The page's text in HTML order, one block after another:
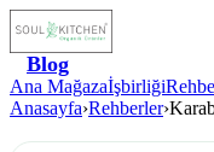
Blog
Ana Mağazaİşbirliği
Anasayfa›Rehberler›